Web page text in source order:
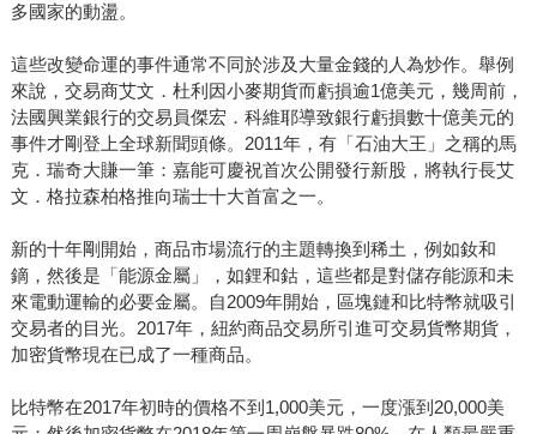
多國家的動盪。
這些改變命運的事件通常不同於涉及大量金錢的人為炒作。舉例
來說，交易商艾文．杜利因小麥期貨而虧損逾1億美元，幾周前，
法國興業銀行的交易員傑宏．科維耶導致銀行虧損數十億美元的
事件才剛登上全球新聞頭條。2011年，有「石油大王」之稱的馬
克．瑞奇大賺一筆：嘉能可慶祝首次公開發行新股，將執行長艾
文．格拉森柏格推向瑞士十大首富之一。
新的十年剛開始，商品市場流行的主題轉換到稀土，例如釹和
鏑，然後是「能源金屬」，如鋰和鈷，這些都是對儲存能源和未
來電動運輸的必要金屬。自2009年開始，區塊鏈和比特幣就吸引
交易者的目光。2017年，紐約商品交易所引進可交易貨幣期貨，
加密貨幣現在已成了一種商品。
比特幣在2017年初時的價格不到1,000美元，一度漲到20,000美